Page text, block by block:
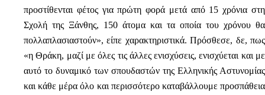
προστίθενται φέτος για πρώτη φορά μετά από 15 χρόνια στη
Σχολή της Ξάνθης, 150 άτομα και τα οποία του χρόνου θα
πολλαπλασιαστούν», είπε χαρακτηριστικά. Πρόσθεσε, δε, πως
«η Θράκη, μαζί με όλες τις άλλες ενισχύσεις, ενισχύεται και με
αυτό το δυναμικό των σπουδαστών της Ελληνικής Αστυνομίας
και κάθε μέρα όλο και περισσότερο καταβάλλουμε προσπάθεια